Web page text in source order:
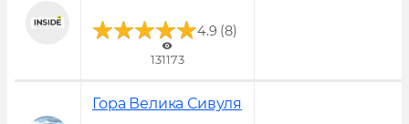
4.9 (8)
131173
Гора Велика Сивуля